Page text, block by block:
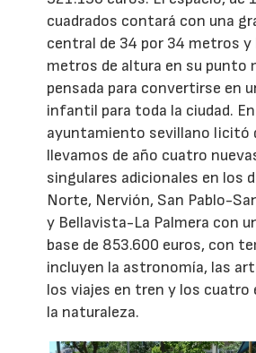
cuadrados contará con una
central de 34 por 34 metros y
metros de altura en su punto
pensada para convertirse en
infantil para toda la ciudad.
ayuntamiento sevillano licitó
llevamos de año cuatro
singulares adicionales en los
Norte, Nervión, San Pablo-
y Bellavista-La Palmera con
base de 853.600 euros, con
incluyen la astronomía, las
los viajes en tren y los cuatro
la naturaleza.